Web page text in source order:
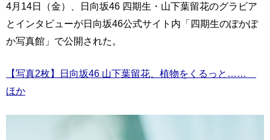
4月14日（金）、日向坂46 四期生・山下葉留花のグラビア
とインタビューが日向坂46公式サイト内「四期生のぽかぽ
か写真館」で公開された。
【写真2枚】日向坂46 山下葉留花、植物をくるっと……
ほか